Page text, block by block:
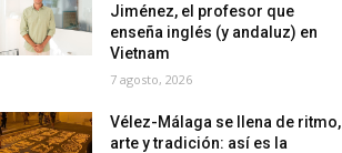
Jiménez, el profesor que
enseña inglés (y andaluz) en
Vietnam
7 agosto, 2026
Vélez-Málaga se llena de ritmo,
arte y tradición: así es la